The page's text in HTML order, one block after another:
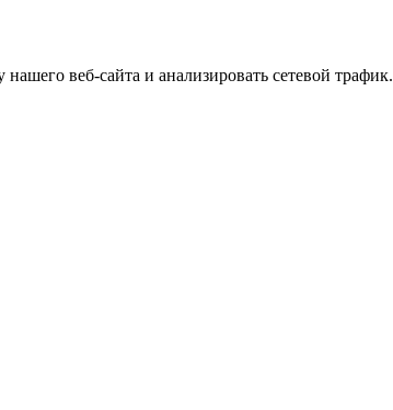
веб-сайта и анализировать сетевой трафик.